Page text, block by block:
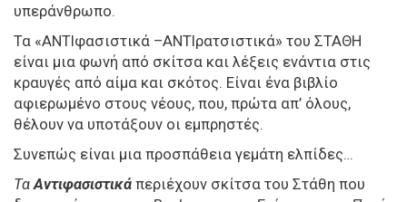
υπεράνθρωπο.
Τα «ΑΝΤΙφασιστικά –ΑΝΤΙρατσιστικά» του ΣΤΑΘΗ
είναι μια φωνή από σκίτσα και λέξεις ενάντια στις
κραυγές από αίμα και σκότος. Είναι ένα βιβλίο
αφιερωμένο στους νέους, που, πρώτα απ’ όλους,
θέλουν να υποτάξουν οι εμπρηστές.
Συνεπώς είναι μια προσπάθεια γεμάτη ελπίδες…
Τα Αντιφασιστικά περιέχουν σκίτσα του Στάθη που